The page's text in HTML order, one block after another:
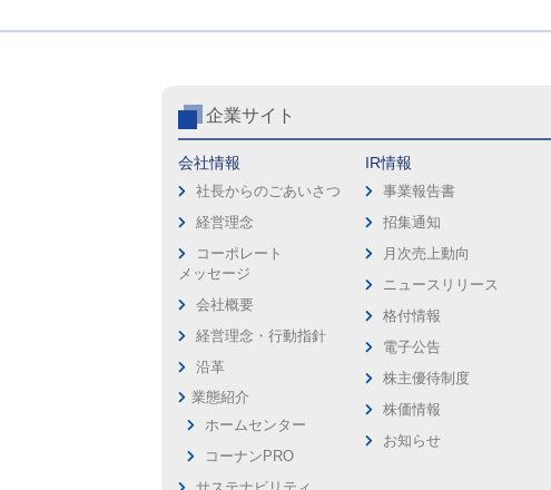
企業サイト
会社情報
社長からのごあいさつ
経営理念
コーポレート
メッセージ
会社概要
経営理念・行動指針
沿革
業態紹介
ホームセンター
コーナンPRO
IR情報
事業報告書
招集通知
月次売上動向
ニュースリリース
格付情報
電子公告
株主優待制度
株価情報
お知らせ